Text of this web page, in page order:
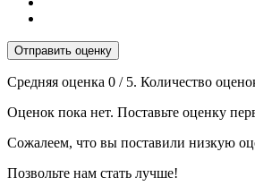
Отправить оценку
Средняя оценка 0 / 5. Количество
Оценок пока нет. Поставьте оценку
Сожалеем, что вы поставили низкую
Позвольте нам стать лучше!